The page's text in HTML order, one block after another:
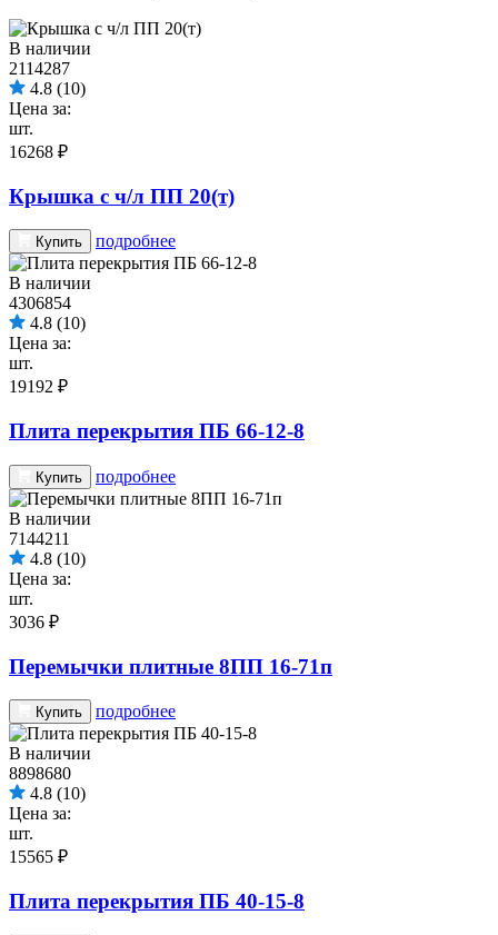
В наличии
2114287
4.8 (10)
Цена за:
шт.
16268 ₽
Крышка с ч/л ПП 20(т)
Купить подробнее
В наличии
4306854
4.8 (10)
Цена за:
шт.
19192 ₽
Плита перекрытия ПБ 66-12-8
Купить подробнее
В наличии
7144211
4.8 (10)
Цена за:
шт.
3036 ₽
Перемычки плитные 8ПП 16-71п
Купить подробнее
В наличии
8898680
4.8 (10)
Цена за:
шт.
15565 ₽
Плита перекрытия ПБ 40-15-8